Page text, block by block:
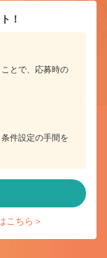
！
とで、応募時の
件設定の手間を
こちら＞